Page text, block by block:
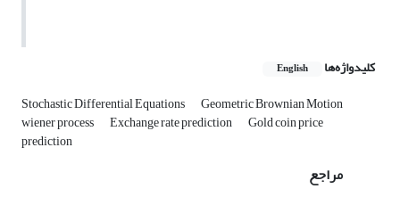
کلیدواژه‌ها English
Stochastic Differential Equations Geometric Brownian Motion
wiener process Exchange rate prediction Gold coin price
prediction
مراجع